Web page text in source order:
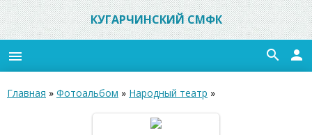
КУГАРЧИНСКИЙ СМФК
menu person
search
Главная » Фотоальбом » Народный театр »